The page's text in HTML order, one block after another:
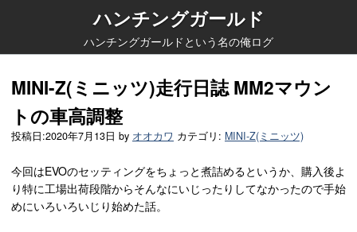
ハンチングガールド
ハンチングガールドという名の俺ログ
MINI-Z(ミニッツ)走行日誌 MM2マウン
トの車高調整
投稿日:2020年7月13日 by オオカワ カテゴリ: MINI-Z(ミニッツ)
今回はEVOのセッティングをちょっと煮詰めるというか、購入後よ
り特に工場出荷段階からそんなにいじったりしてなかったので手始
めにいろいろいじり始めた話。